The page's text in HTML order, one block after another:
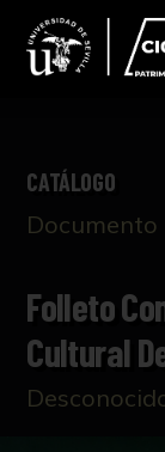
CATÁLOGO
Documento
Folleto
Cultural